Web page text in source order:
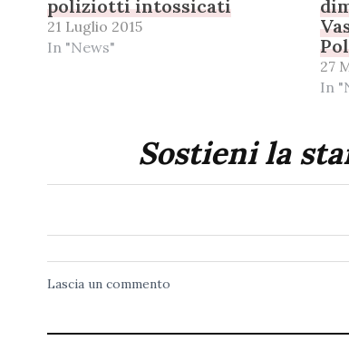
poliziotti intossicati
21 Luglio 2015
In "News"
27
In
Sostieni la
Lascia un commento